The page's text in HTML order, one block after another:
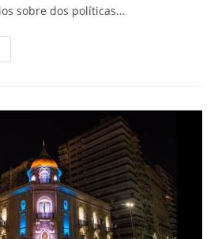
sobre dos políticas…